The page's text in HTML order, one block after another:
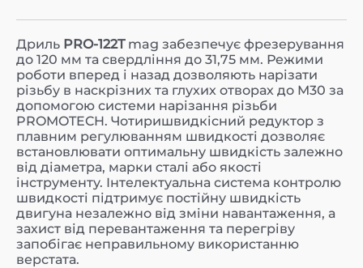
Дриль PRO-122Tmag забезпечує фрезерування
до 120 мм та свердління до 31,75 мм. Режими
роботи вперед і назад дозволяють нарізати
різьбу в наскрізних та глухих отворах до M30 за
допомогою системи нарізання різьби
PROMOTECH. Чотиришвидкісний редуктор з
плавним регулюванням швидкості дозволяє
встановлювати оптимальну швидкість залежно
від діаметра, марки сталі або якості
інструменту. Інтелектуальна система контролю
швидкості підтримує постійну швидкість
двигуна незалежно від зміни навантаження, а
захист від перевантаження та перегріву
запобігає неправильному використанню
верстата.